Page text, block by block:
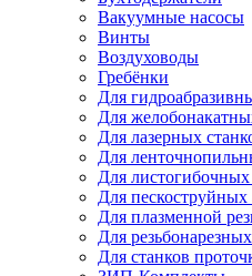
Вакуумные насосы
Винты
Воздуховоды
Гребёнки
Для
Для
Для лазерных
Для
Для листогибочных
Для пескоструйных
Для плазменной
Для
Для станков